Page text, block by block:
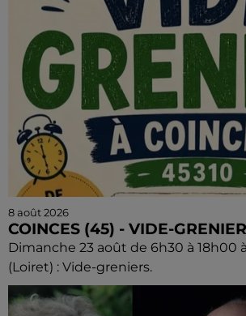
8 août 2026
COINCES (45) - VIDE-
Dimanche 23 août de 6h30 à 18h00
(Loiret) : Vide-greniers.